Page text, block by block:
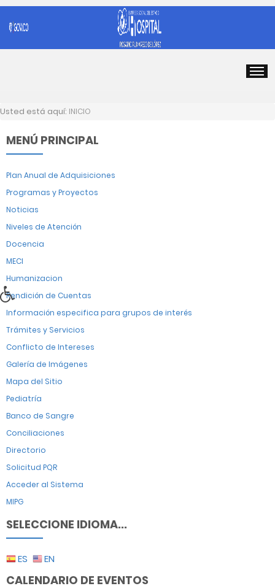
Usted está aquí: INICIO
MENÚ PRINCIPAL
Plan Anual de Adquisiciones
Programas y Proyectos
Noticias
Niveles de Atención
Docencia
MECI
Humanizacion
Rendición de Cuentas
Información especifica para grupos de interés
Trámites y Servicios
Conflicto de Intereses
Galería de Imágenes
Mapa del Sitio
Pediatría
Banco de Sangre
Conciliaciones
Directorio
Solicitud PQR
Acceder al Sistema
MIPG
SELECCIONE IDIOMA...
ES EN
CALENDARIO DE EVENTOS